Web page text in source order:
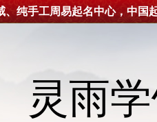
纯手工周易起名中心，中国
灵雨